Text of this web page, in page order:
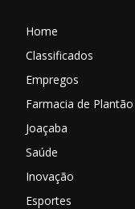
Home
Classificados
Empregos
Farmacia de Plantão
Joaçaba
Saúde
Inovação
Esportes